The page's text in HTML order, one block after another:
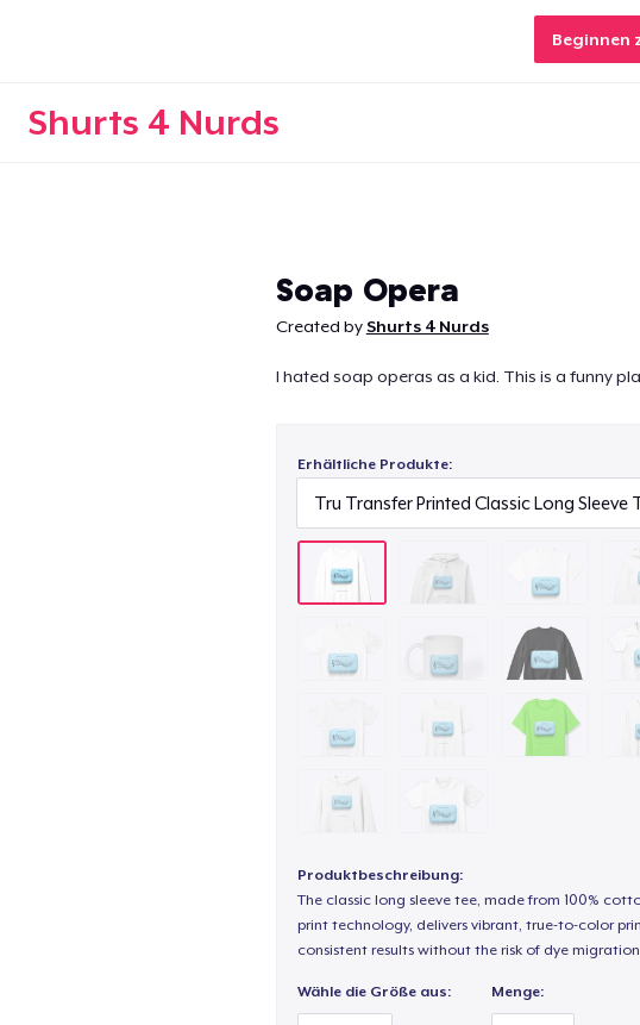
Beginnen
Shurts 4 Nurds
Soap Opera
Created byShurts 4 Nurds
I hated soap operas as a kid. This is a funny
Erhältliche Produkte:
Produktbeschreibung:
The classic long sleeve tee, made from 100%
print technology, delivers vibrant, true-to-color
consistent results without the risk of dye
Wähle die Größe aus: Menge: